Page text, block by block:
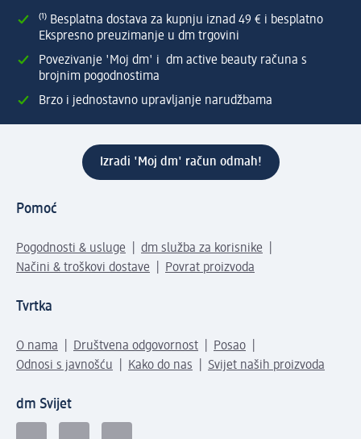
⁽¹⁾ Besplatna dostava za kupnju iznad 49 € i besplatno
Ekspresno preuzimanje u dm trgovini
Povezivanje 'Moj dm' i dm active beauty računa s
brojnim pogodnostima
Brzo i jednostavno upravljanje narudžbama
Izradi 'Moj dm' račun odmah!
Pomoć
Pogodnosti & usluge
dm služba za korisnike
Načini & troškovi dostave
Povrat proizvoda
Tvrtka
O nama Društvena odgovornost
Posao
Odnosi s javnošću
Kako do nas Svijet naših proizvoda
dm Svijet